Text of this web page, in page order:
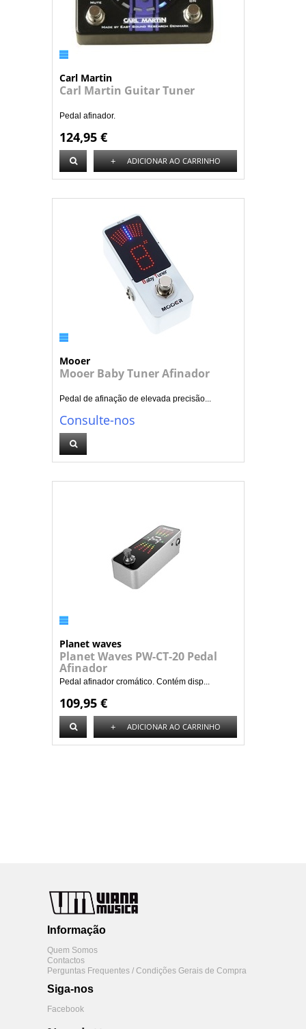
Carl Martin
Carl Martin Guitar Tuner
Pedal afinador.
124,95 €
+ ADICIONAR AO CARRINHO
Mooer
Mooer Baby Tuner Afinador
Pedal de afinação de elevada precisão...
Consulte-nos
Planet waves
Planet Waves PW-CT-20 Pedal
Afinador
Pedal afinador cromático. Contém disp...
109,95 €
+ ADICIONAR AO CARRINHO
Informação
Quem Somos
Contactos
Perguntas Frequentes / Condições Gerais de Compra
Siga-nos
Facebook